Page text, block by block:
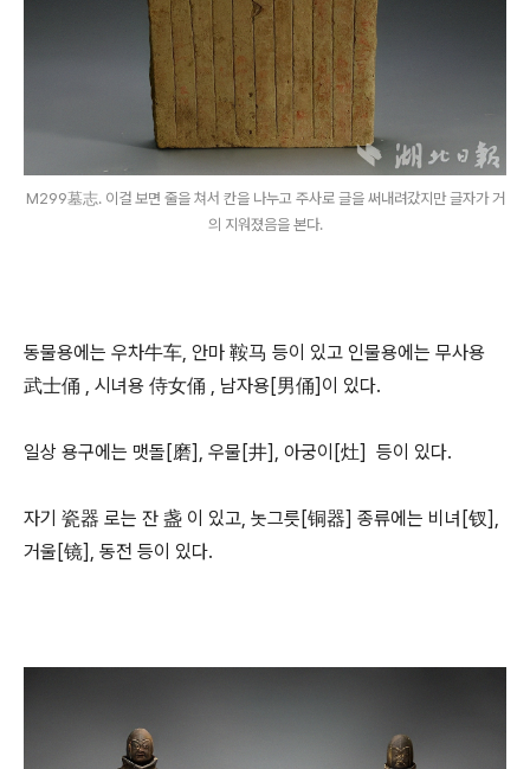
M299墓志. 이걸 보면 줄을 쳐서 칸을 나누고 주사로 글을 써내려갔지만 글자가 거
의 지워졌음을 본다.
동물용에는 우차牛车, 안마 鞍马 등이 있고 인물용에는 무사용
武士俑 , 시녀용 侍女俑 , 남자용[男俑]이 있다.
일상 용구에는 맷돌[磨], 우물[井], 아궁이[灶] 등이 있다.
자기 瓷器 로는 잔 盏 이 있고, 놋그릇[铜器] 종류에는 비녀[钗],
거울[镜], 동전 등이 있다.